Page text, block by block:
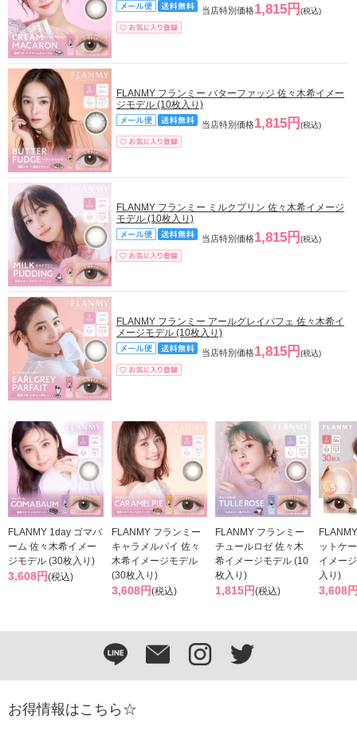
当店特別価格1,815円 (税込)
FLANMY フランミー バターファッジ 佐々木希イメー
ジモデル (10枚入り)
当店特別価格1,815円 (税込)
FLANMY フランミー ミルクプリン 佐々木希イメージ
モデル (10枚入り)
当店特別価格1,815円 (税込)
FLANMY フランミー アールグレイパフェ 佐々木希イ
メージモデル (10枚入り)
当店特別価格1,815円 (税込)
FLANMY 1day ゴマバ
ーム 佐々木希イメー
ジモデル (30枚入り)
3,608円(税込)
FLANMY フランミー
キャラメルパイ 佐々
木希イメージモデル
(30枚入り)
3,608円(税込)
FLANMY フランミー
チュールロゼ 佐々木
希イメージモデル (10
枚入り)
1,815円(税込)
ットケ
イメー
入り)
3,608
お得情報はこちら☆